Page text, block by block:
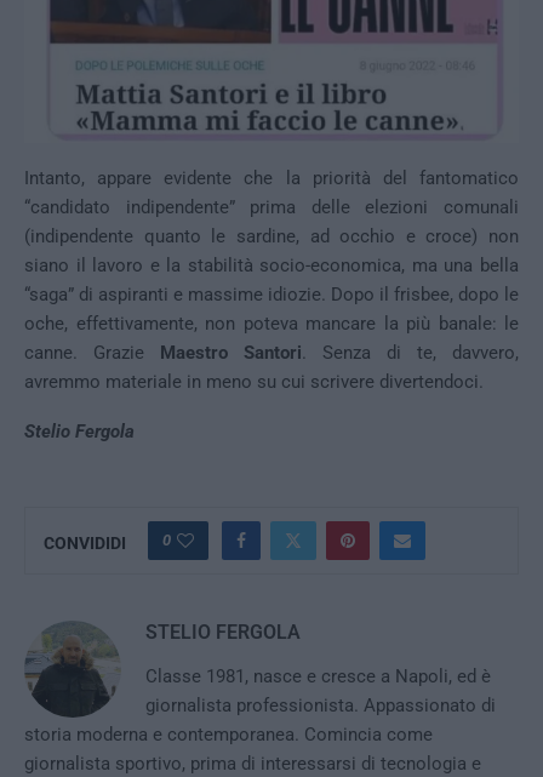
Intanto, appare evidente che la priorità del fantomatico
“candidato indipendente” prima delle elezioni comunali
(indipendente quanto le sardine, ad occhio e croce) non
siano il lavoro e la stabilità socio-economica, ma una bella
“saga” di aspiranti e massime idiozie. Dopo il frisbee, dopo le
oche, effettivamente, non poteva mancare la più banale: le
canne. Grazie Maestro Santori. Senza di te, davvero,
avremmo materiale in meno su cui scrivere divertendoci.
Stelio Fergola
CONVIDIDI 0
STELIO FERGOLA
Classe 1981, nasce e cresce a Napoli, ed è
giornalista professionista. Appassionato di
storia moderna e contemporanea. Comincia come
giornalista sportivo, prima di interessarsi di tecnologia e